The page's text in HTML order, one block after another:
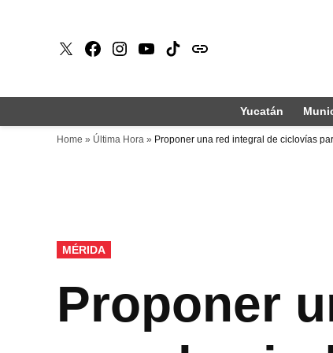
X Faceboook
Instagram
Youtube
Tiktokissuu
Yucatán
Home » Última Hora » Proponer una red integral de ciclovías
PUBLICADO
EN
MÉRIDA
Proponer